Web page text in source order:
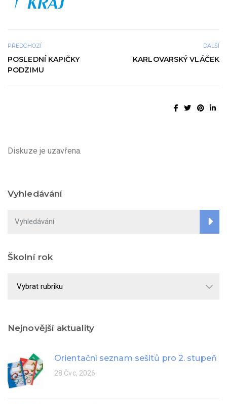
PŘEDCHOZÍ
POSLEDNÍ KAPIČKY
PODZIMU
DALŠÍ
KARLOVARSKÝ VLÁČEK
Diskuze je uzavřena.
Vyhledávání
Školní rok
rok
Nejnovější aktuality
Orientační seznam sešitů pro 2. stupeň
28 Čvc, 2026